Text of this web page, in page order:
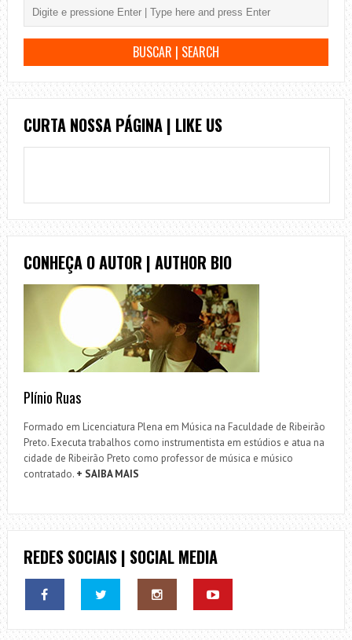
CURTA NOSSA PÁGINA | LIKE US
CONHEÇA O AUTOR | AUTHOR BIO
Plínio Ruas
Formado em Licenciatura Plena em Música na Faculdade de Ribeirão
Preto. Executa trabalhos como instrumentista em estúdios e atua na
cidade de Ribeirão Preto como professor de música e músico
contratado. + SAIBA MAIS
REDES SOCIAIS | SOCIAL MEDIA